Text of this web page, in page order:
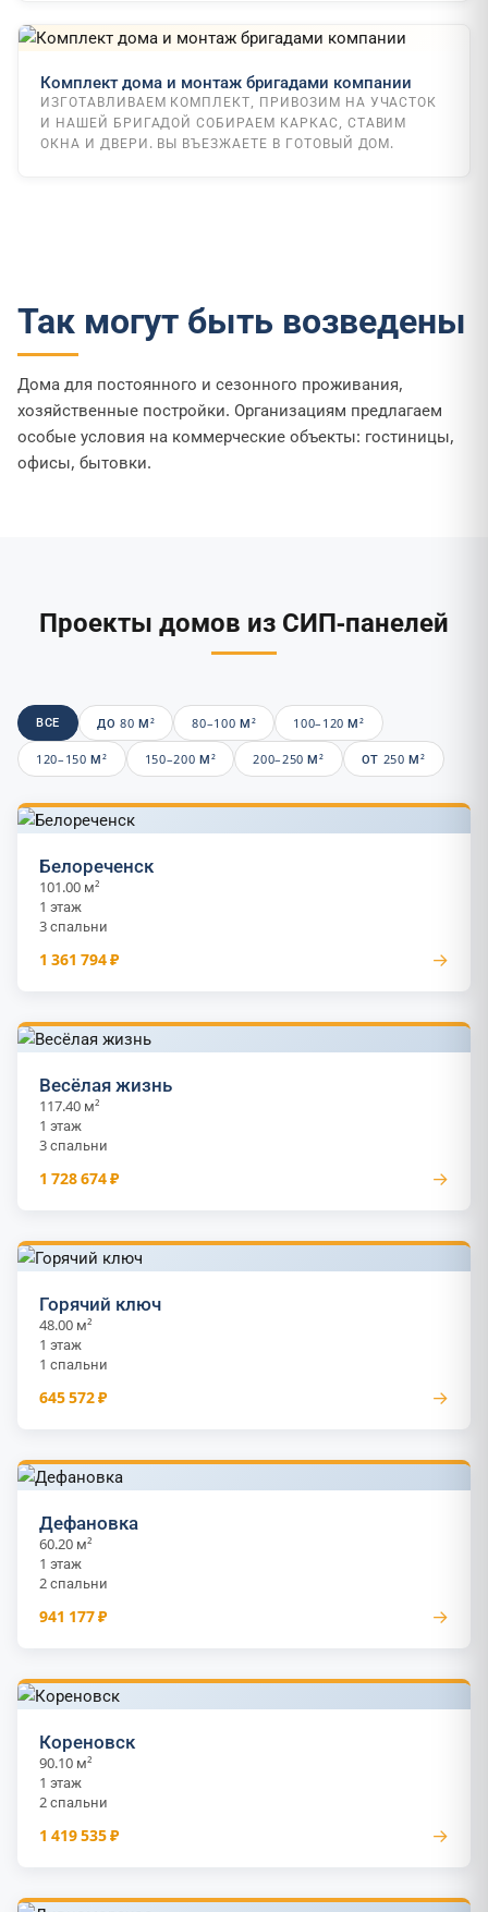
Комплект дома и монтаж бригадами компании
ИЗГОТАВЛИВАЕМ КОМПЛЕКТ, ПРИВОЗИМ НА УЧАСТОК
И НАШЕЙ БРИГАДОЙ СОБИРАЕМ КАРКАС, СТАВИМ
ОКНА И ДВЕРИ. ВЫ ВЪЕЗЖАЕТЕ В ГОТОВЫЙ ДОМ.
Так могут быть возведены
Дома для постоянного и сезонного проживания,
хозяйственные постройки. Организациям предлагаем
особые условия на коммерческие объекты: гостиницы,
офисы, бытовки.
Проекты домов из СИП-панелей
ВСЕ ДО 80 М² 80–100 М² 100–120 М²
120–150 М² 150–200 М² 200–250 М² ОТ 250 М²
Белореченск
101.00 м²
1 этаж
3 спальни
1 361 794 ₽ →
Весёлая жизнь
117.40 м²
1 этаж
3 спальни
1 728 674 ₽ →
Горячий ключ
48.00 м²
1 этаж
1 спальни
645 572 ₽ →
Дефановка
60.20 м²
1 этаж
2 спальни
941 177 ₽ →
Кореновск
90.10 м²
1 этаж
2 спальни
1 419 535 ₽ →